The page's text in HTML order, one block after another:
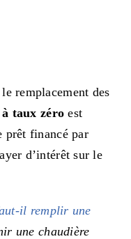
remplacement des
taux zéro est
prêt financé par
d’intérêt sur le
il remplir une
une chaudière